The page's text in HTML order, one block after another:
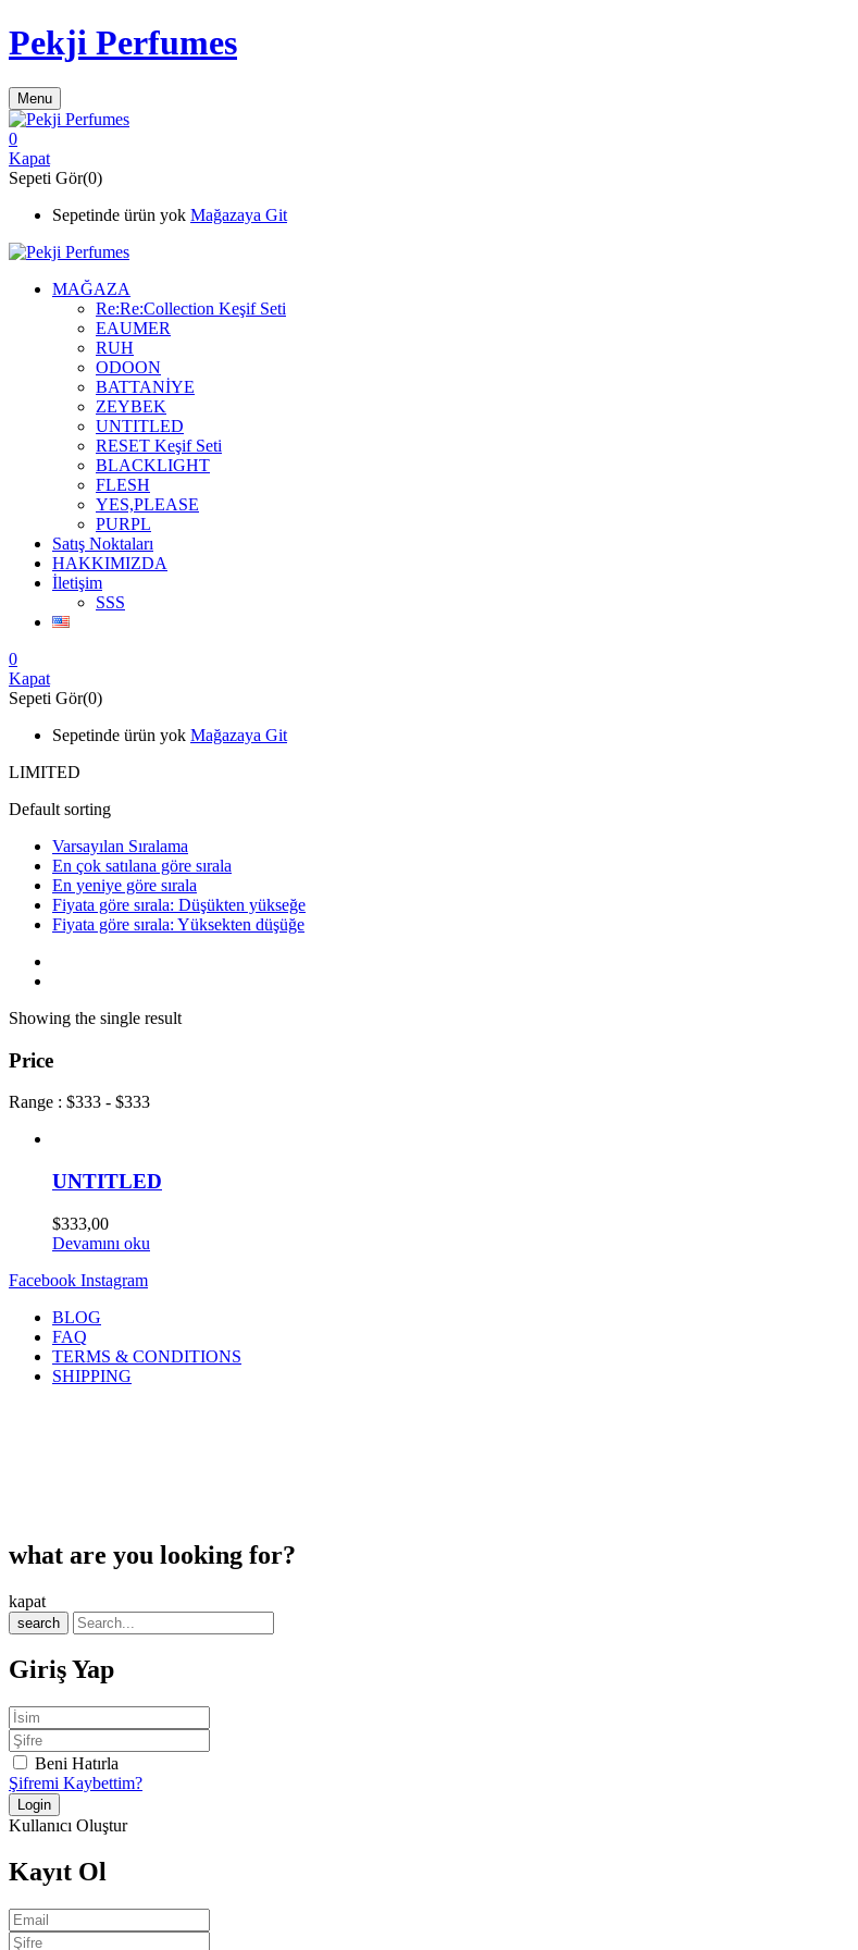
Pekji Perfumes
Menu
0
Kapat
Sepeti Gör(0)
Sepetinde ürün yok Mağazaya Git
MAĞAZA
Re:Re:Collection Keşif Seti
EAUMER
RUH
ODOON
BATTANİYE
ZEYBEK
UNTITLED
RESET Keşif Seti
BLACKLIGHT
FLESH
YES,PLEASE
PURPL
Satış Noktaları
HAKKIMIZDA
İletişim
SSS
0
Kapat
Sepeti Gör(0)
Sepetinde ürün yok Mağazaya Git
LIMITED
Default sorting
Varsayılan Sıralama
En çok satılana göre sırala
En yeniye göre sırala
Fiyata göre sırala: Düşükten yükseğe
Fiyata göre sırala: Yüksekten düşüğe
Showing the single result
Price
Range : $333 - $333
UNTITLED
$333,00
Devamını oku
Facebook Instagram
BLOG
FAQ
TERMS & CONDITIONS
SHIPPING
what are you looking for?
kapat
search
Giriş Yap
Beni Hatırla
Şifremi Kaybettim?
Kullanıcı Oluştur
Kayıt Ol